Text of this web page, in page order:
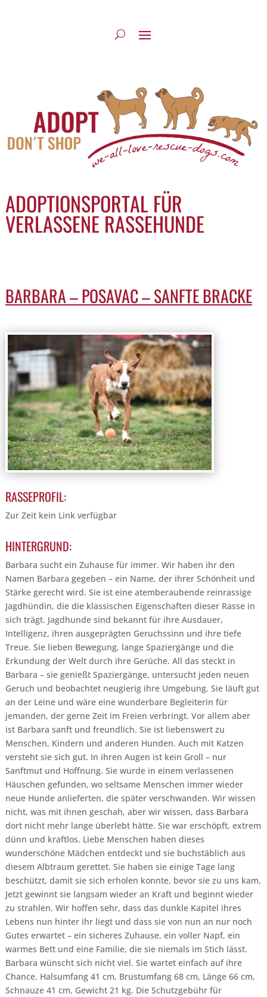
ADOPTIONSPORTAL FÜR
VERLASSENE RASSEHUNDE
BARBARA – POSAVAC – SANFTE BRACKE
RASSEPROFIL:
Zur Zeit kein Link verfügbar
HINTERGRUND:
Barbara sucht ein Zuhause für immer. Wir haben ihr den
Namen Barbara gegeben – ein Name, der ihrer Schönheit und
Stärke gerecht wird. Sie ist eine atemberaubende reinrassige
Jagdhündin, die die klassischen Eigenschaften dieser Rasse in
sich trägt. Jagdhunde sind bekannt für ihre Ausdauer,
Intelligenz, ihren ausgeprägten Geruchssinn und ihre tiefe
Treue. Sie lieben Bewegung, lange Spaziergänge und die
Erkundung der Welt durch ihre Gerüche. All das steckt in
Barbara – sie genießt Spaziergänge, untersucht jeden neuen
Geruch und beobachtet neugierig ihre Umgebung. Sie läuft gut
an der Leine und wäre eine wunderbare Begleiterin für
jemanden, der gerne Zeit im Freien verbringt. Vor allem aber
ist Barbara sanft und freundlich. Sie ist liebenswert zu
Menschen, Kindern und anderen Hunden. Auch mit Katzen
versteht sie sich gut. In ihren Augen ist kein Groll – nur
Sanftmut und Hoffnung. Sie wurde in einem verlassenen
Häuschen gefunden, wo seltsame Menschen immer wieder
neue Hunde anlieferten, die später verschwanden. Wir wissen
nicht, was mit ihnen geschah, aber wir wissen, dass Barbara
dort nicht mehr lange überlebt hätte. Sie war erschöpft, extrem
dünn und kraftlos. Liebe Menschen haben dieses
wunderschöne Mädchen entdeckt und sie buchstäblich aus
diesem Albtraum gerettet. Sie haben sie einige Tage lang
beschützt, damit sie sich erholen konnte, bevor sie zu uns kam.
Jetzt gewinnt sie langsam wieder an Kraft und beginnt wieder
zu strahlen. Wir hoffen sehr, dass das dunkle Kapitel ihres
Lebens nun hinter ihr liegt und dass sie von nun an nur noch
Gutes erwartet – ein sicheres Zuhause, ein voller Napf, ein
warmes Bett und eine Familie, die sie niemals im Stich lässt.
Barbara wünscht sich nicht viel. Sie wartet einfach auf ihre
Chance. Halsumfang 41 cm, Brustumfang 68 cm, Länge 66 cm,
Schnauze 41 cm, Gewicht 21 kg. Die Schutzgebühr für